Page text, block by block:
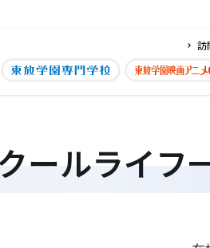
訪
ールライフ